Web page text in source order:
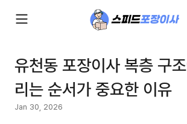
유천동 포장이사 복층 구
리는 순서가 중요한 이유
Jan 30, 2026